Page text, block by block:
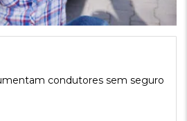
condutores sem seguro